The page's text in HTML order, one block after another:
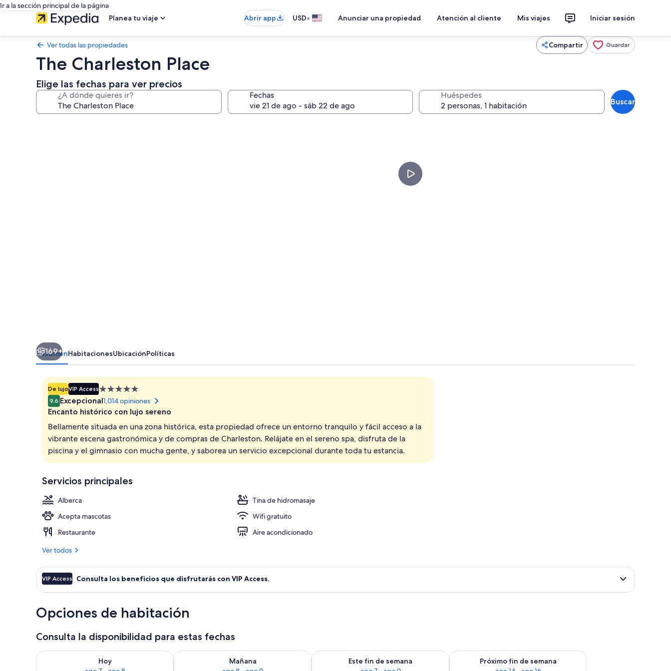
Ir a la sección principal de la página
Planea tu viaje
Abrir app USD• Anunciar una propiedad Atención al cliente Mis viajes Iniciar sesión
Ver todas las propiedades Compartir Guardar
The Charleston Place
Elige las fechas para ver precios
¿A dónde quieres ir? Fechas Huéspedes
Buscar
Lobby
169+
ResumenHabitacionesUbicaciónPolíticas
De lujoVIP AccessPropiedad
de
5.0
9.6 Excepcional1,014 opiniones
Encanto histórico con lujo sereno
Bellamente situada en una zona histórica, esta propiedad ofrece un entorno tranquilo y fácil acceso a la
vibrante escena gastronómica y de compras de Charleston. Relájate en el sereno spa, disfruta de la
piscina y el gimnasio con mucha gente, y saborea un servicio excepcional durante toda tu estancia.
Servicios principales
Alberca
Tina de hidromasaje
Acepta mascotas
Wifi gratuito
Restaurante
Aire acondicionado
Ver todos
VIP Access Consulta los beneficios que disfrutarás con VIP Access.
Opciones de habitación
Consulta la disponibilidad para estas fechas
Hoy
Consulta la disponibilidad para hoy ago 7 - ago 8
Mañana
Consulta la disponibilidad para mañana ago 8 - ago 9
Este fin de semana
Consulta la disponibilidad para este fin de semana ago 7 - ago 9
Próximo fin de semana
Consulta la disponibilidad para el próximo fin de semana ago